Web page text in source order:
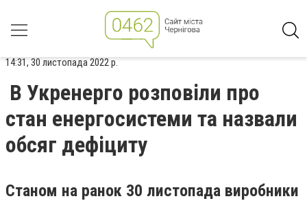
14:31, 30 листопада 2022 р.
В Укренерго розповіли про
стан енергосистеми та назвали
обсяг дефіциту
Станом на ранок 30 листопада виробники